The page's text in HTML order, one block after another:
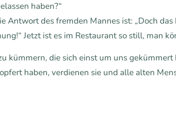
haben?“
Antwort des fremden Mannes ist: „Doch
Jetzt ist es im Restaurant so still, man
kümmern, die sich einst um uns
haben, verdienen sie und alle alten